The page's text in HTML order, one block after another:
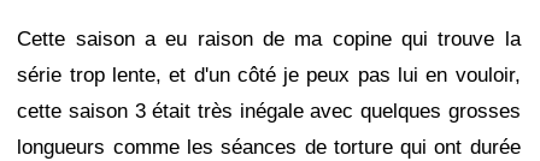
Cette saison a eu raison de ma copine qui trouve la
série trop lente, et d'un côté je peux pas lui en vouloir,
cette saison 3 était très inégale avec quelques grosses
longueurs comme les séances de torture qui ont durée